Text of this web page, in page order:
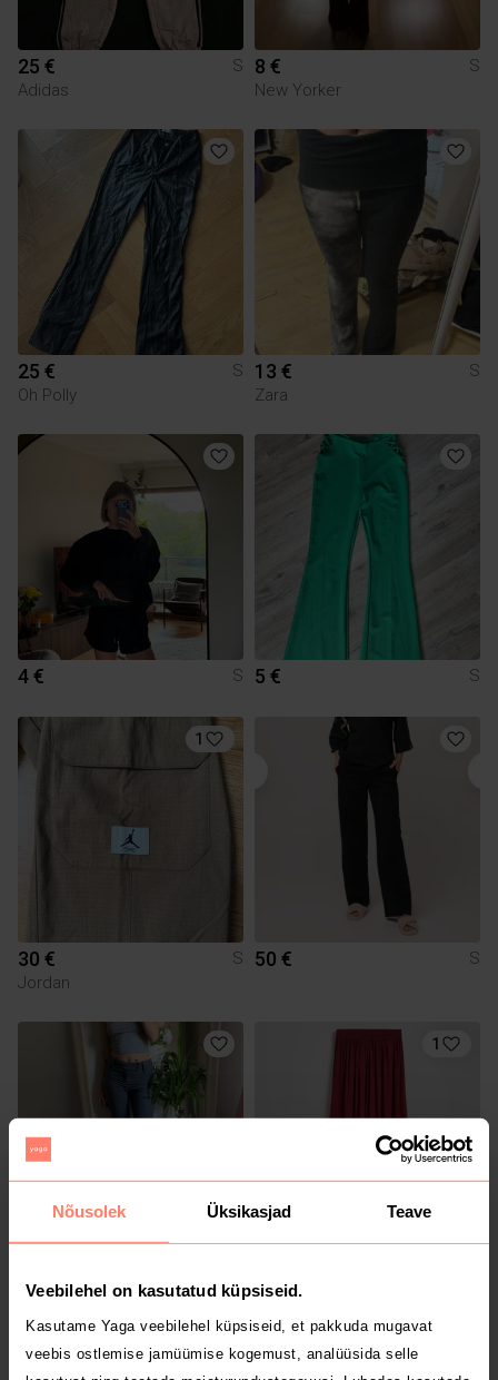
Nõusolek Üksikasjad Teave
Veebilehel on kasutatud küpsiseid.
Kasutame Yaga veebilehel küpsiseid, et pakkuda mugavat
veebis ostlemise jamüümise kogemust, analüüsida selle
25 €
S
Adidas
8 €
S
New Yorker
25 €
S
Oh Polly
13 €
S
Zara
4 € S 5 € S
1
30 €
S
Jordan
50 € S
1
Zara